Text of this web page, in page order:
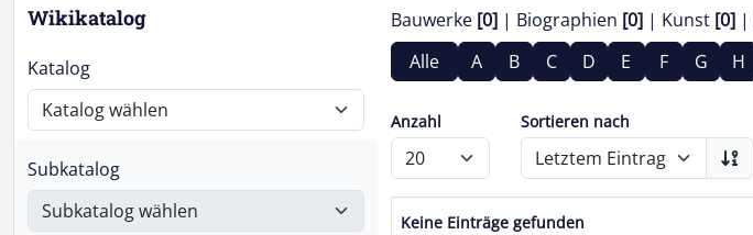
Wikikatalog
Katalog
Subkatalog
Bauwerke [0] Biographien [0] Kunst [0]
Alle
A B C D E F G H
Anzahl Sortieren nach
Keine Einträge gefunden